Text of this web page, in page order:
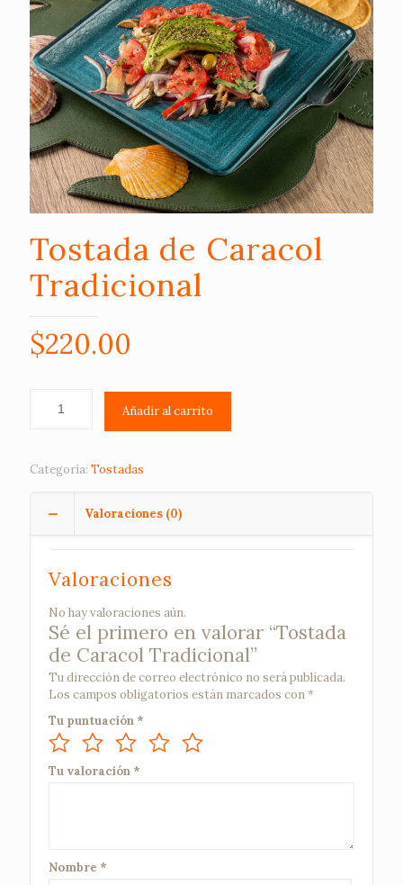
Tostada de Caracol
Tradicional
$220.00
Añadir al carrito
Categoría: Tostadas
Valoraciones (0)
Valoraciones
No hay valoraciones aún.
Sé el primero en valorar “Tostada
de Caracol Tradicional”
Tu dirección de correo electrónico no será publicada.
Los campos obligatorios están marcados con*
Tu puntuación *
Tu valoración *
Nombre *